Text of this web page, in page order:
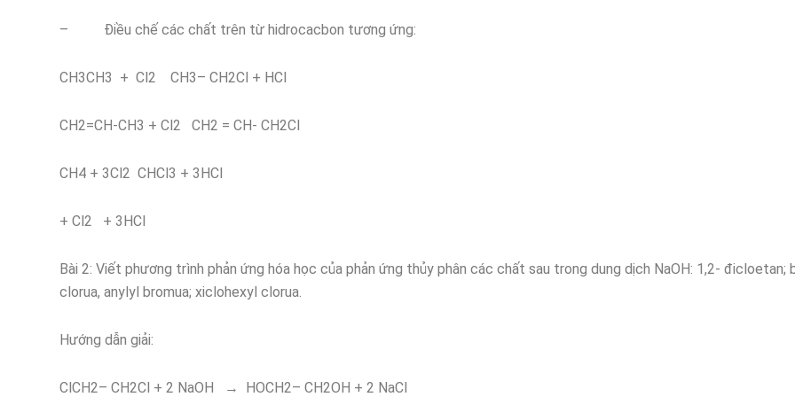
– Điều chế các chất trên từ hidrocacbon tương ứng:
CH3CH3 + Cl2 CH3– CH2Cl + HCl
CH2=CH-CH3 + Cl2 CH2 = CH- CH2Cl
CH4 + 3Cl2 CHCl3 + 3HCl
+ Cl2 + 3HCl
Bài 2: Viết phương trình phản ứng hóa học của phản ứng thủy phân các chất sau trong dung dịch NaOH: 1,2- đicloetan;
clorua, anylyl bromua; xiclohexyl clorua.
Hướng dẫn giải:
ClCH2– CH2Cl + 2 NaOH → HOCH2– CH2OH + 2 NaCl